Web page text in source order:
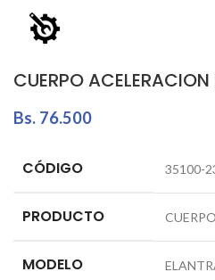
CUERPO
Bs. 76.500
CÓDIGO 35100-
PRODUCTO
MODELO